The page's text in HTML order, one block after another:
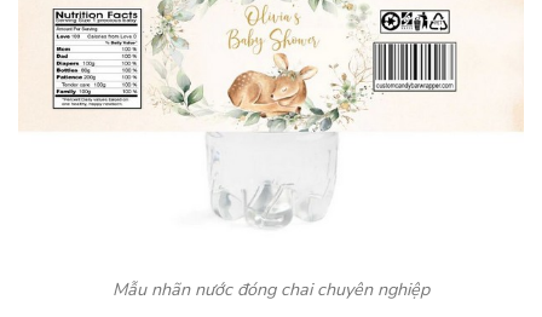
Mẫu nhãn nước đóng chai chuyên nghiệp